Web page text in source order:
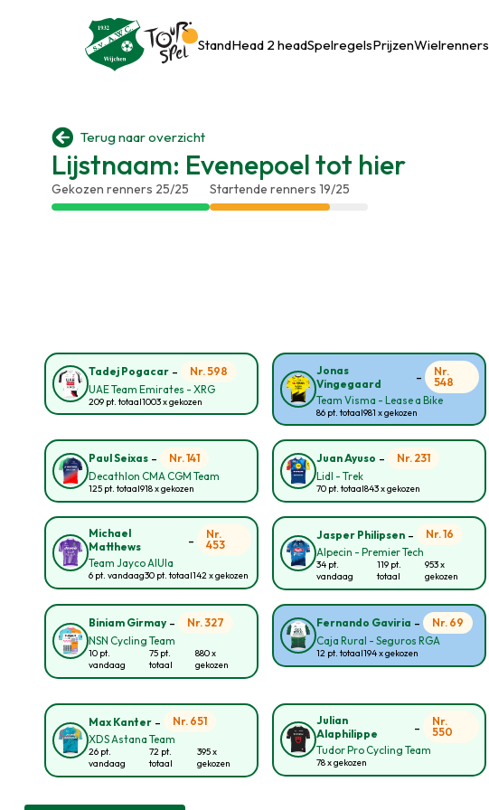
StandHead 2 headSpelregelsPrijzenWielrenners
 Terug naar overzicht
Lijstnaam: Evenepoel tot hier
Gekozen renners 25/25 Startende renners 19/25
Tadej Pogacar -
Nr. 598
UAE Team Emirates - XRG
209 pt. totaal1003 x gekozen
Jonas
Vingegaard
-
Nr.
548
Team Visma - Lease a Bike
86 pt. totaal981 x gekozen
Paul Seixas -
Nr. 141
Decathlon CMA CGM Team
125 pt. totaal918 x gekozen
Juan Ayuso -
Nr. 231
Lidl - Trek
70 pt. totaal843 x gekozen
Michael
Matthews
-
Nr.
453
Team Jayco AlUla
6 pt. vandaag30 pt. totaal142 x gekozen
Jasper Philipsen -
Nr. 16
Alpecin - Premier Tech
34 pt.
vandaag
119 pt.
totaal
953 x
gekozen
Biniam Girmay -
Nr. 327
NSN Cycling Team
10 pt.
vandaag
75 pt.
totaal
880 x
gekozen
Fernando Gaviria -
Nr. 69
Caja Rural - Seguros RGA
12 pt. totaal194 x gekozen
Max Kanter -
Nr. 651
XDS Astana Team
26 pt.
vandaag
72 pt.
totaal
395 x
gekozen
Julian
Alaphilippe
-
Nr.
550
Tudor Pro Cycling Team
78 x gekozen